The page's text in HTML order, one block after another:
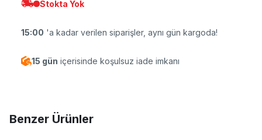
Stokta Yok
15:00 'a kadar verilen siparişler, aynı gün kargoda!
15 gün içerisinde koşulsuz iade imkanı
Benzer Ürünler